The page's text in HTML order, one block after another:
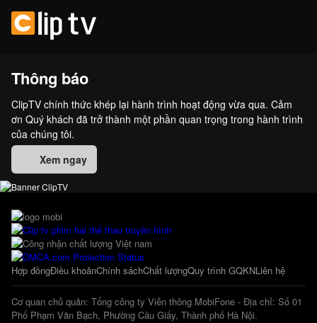
Thông báo
ClipTV chính thức khép lại hành trình hoạt động vừa qua. Cảm
ơn Quý khách đã trở thành một phần quan trọng trong hành trình
của chúng tôi.
Xem ngay
Hợp đồngĐiều khoảnChính sáchChất lượngQuy trình GQKNLiên hệ
Cơ quan chủ quản: Tổng công ty Viễn thông MobiFone - Địa chỉ: Số 01
Phố Phạm Văn Bạch, Phường Cầu Giấy, Thành phố Hà Nội.